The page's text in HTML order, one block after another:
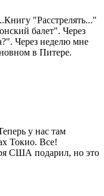
"Расстрелять..."
балет". Через
Через неделю мне
в Питере.
у нас там
Токио. Все!
США подарил, но это